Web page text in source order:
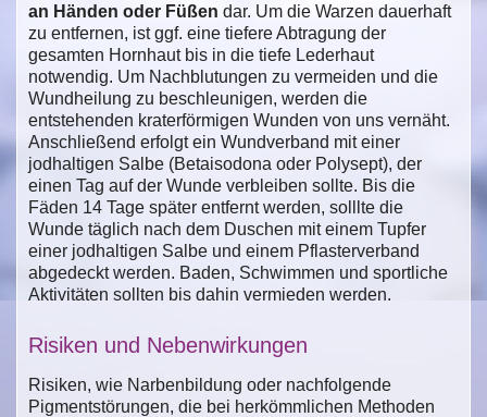
an Händen oder Füßen dar. Um die Warzen dauerhaft
zu entfernen, ist ggf. eine tiefere Abtragung der
gesamten Hornhaut bis in die tiefe Lederhaut
notwendig. Um Nachblutungen zu vermeiden und die
Wundheilung zu beschleunigen, werden die
entstehenden kraterförmigen Wunden von uns vernäht.
Anschließend erfolgt ein Wundverband mit einer
jodhaltigen Salbe (Betaisodona oder Polysept), der
einen Tag auf der Wunde verbleiben sollte. Bis die
Fäden 14 Tage später entfernt werden, solllte die
Wunde täglich nach dem Duschen mit einem Tupfer
einer jodhaltigen Salbe und einem Pflasterverband
abgedeckt werden. Baden, Schwimmen und sportliche
Aktivitäten sollten bis dahin vermieden werden.
Risiken und Nebenwirkungen
Risiken, wie Narbenbildung oder nachfolgende
Pigmentstörungen, die bei herkömmlichen Methoden